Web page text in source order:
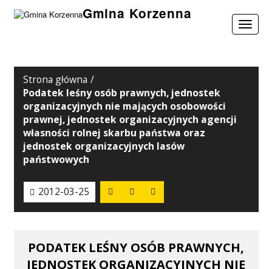
Gmina Korzenna
Toggle
Strona główna /
Podatek leśny osób prawnych, jednostek
organizacyjnych nie mających osobowości
prawnej, jednostek organizacyjnych agencji
własności rolnej skarbu państwa oraz
jednostek organizacyjnych lasów
państwowych
2012-03-25 Wydrukuj
PODATEK LEŚNY OSÓB PRAWNYCH,
JEDNOSTEK ORGANIZACYJNYCH NIE